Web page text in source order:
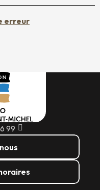
erreur
99